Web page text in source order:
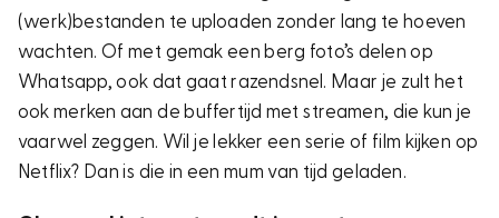
(werk)bestanden te uploaden zonder lang te hoeven
wachten. Of met gemak een berg foto’s delen op
Whatsapp, ook dat gaat razendsnel. Maar je zult het
ook merken aan de buffertijd met streamen, die kun je
vaarwel zeggen. Wil je lekker een serie of film kijken op
Netflix? Dan is die in een mum van tijd geladen.